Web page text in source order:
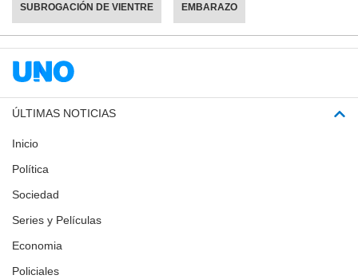
SUBROGACIÓN DE VIENTRE EMBARAZO
ÚLTIMAS NOTICIAS
Inicio
Política
Sociedad
Series y Películas
Economia
Policiales